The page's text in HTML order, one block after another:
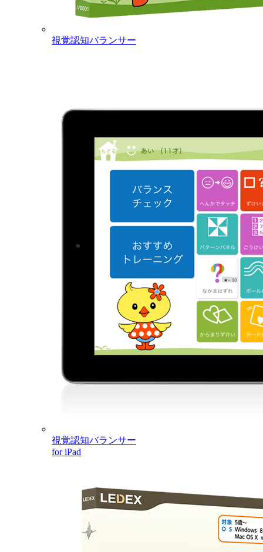
視覚認知バランサー
視覚認知バランサー
for iPad